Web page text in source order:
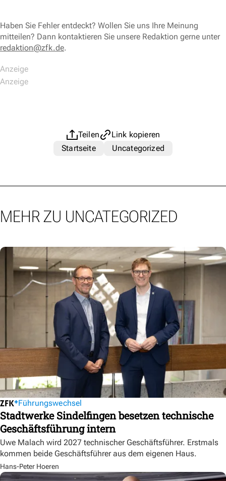
Haben Sie Fehler entdeckt? Wollen Sie uns Ihre Meinung
mitteilen? Dann kontaktieren Sie unsere Redaktion gerne unter
redaktion@zfk.de.
Teilen
Link kopieren
Startseite
Uncategorized
MEHR ZU UNCATEGORIZED
Führungswechsel
Stadtwerke Sindelfingen besetzen technische
Geschäftsführung intern
Uwe Malach wird 2027 technischer Geschäftsführer. Erstmals
kommen beide Geschäftsführer aus dem eigenen Haus.
Hans-Peter Hoeren